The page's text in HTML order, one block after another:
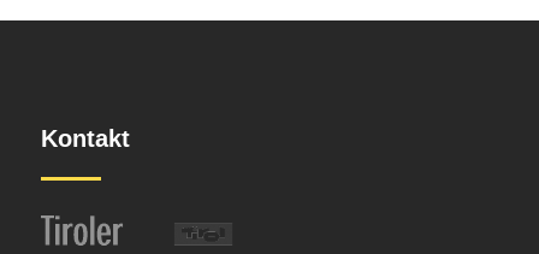
Kontakt